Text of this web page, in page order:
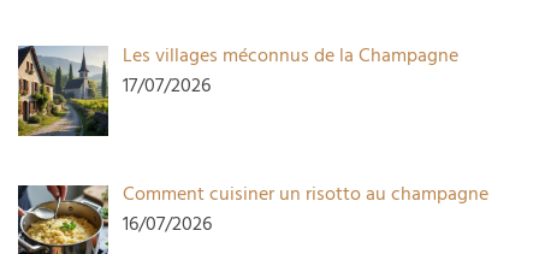
Les villages méconnus de la Champagne
17/07/2026
Comment cuisiner un risotto au champagne
16/07/2026